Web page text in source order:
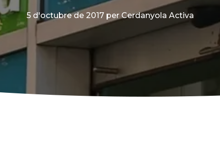
5 d'octubre de 2017 per Cerdanyola Activa